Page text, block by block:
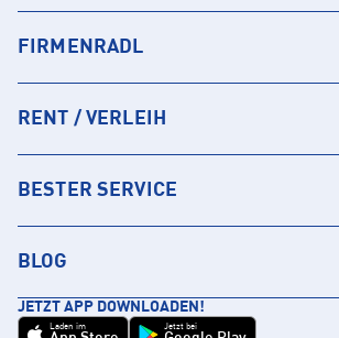
FIRMENRADL
RENT / VERLEIH
BESTER SERVICE
BLOG
JETZT APP DOWNLOADEN!
Laden im Jetzt bei